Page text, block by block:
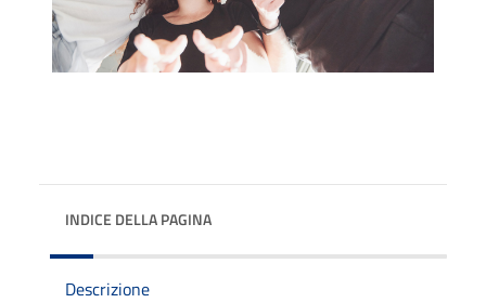
INDICE DELLA PAGINA
Descrizione